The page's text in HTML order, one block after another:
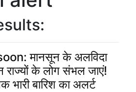
मानसून के अलविदा
के लोग संभल जाएं!
बारिश का अलर्ट